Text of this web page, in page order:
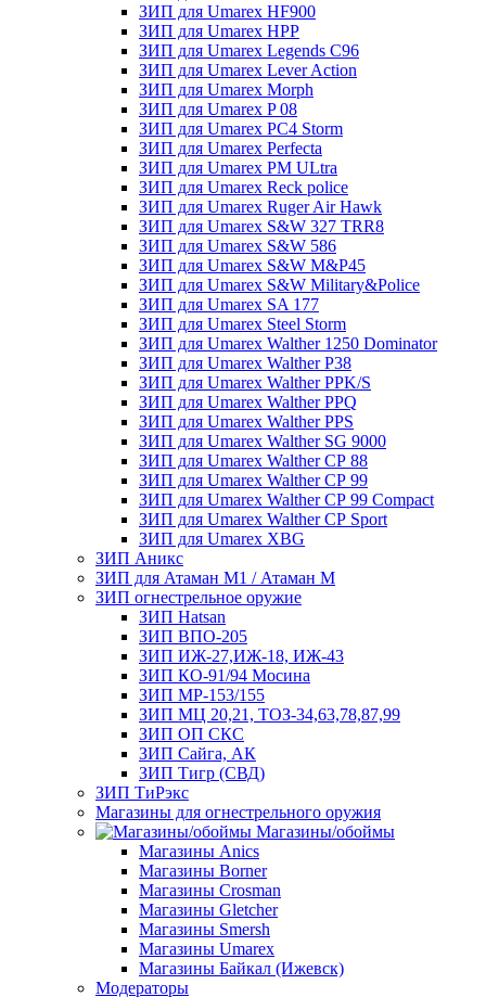
ЗИП для Umarex HF900
ЗИП для Umarex HPP
ЗИП для Umarex Legends C96
ЗИП для Umarex Lever Action
ЗИП для Umarex Morph
ЗИП для Umarex P 08
ЗИП для Umarex PC4 Storm
ЗИП для Umarex Perfecta
ЗИП для Umarex PM ULtra
ЗИП для Umarex Reck police
ЗИП для Umarex Ruger Air Hawk
ЗИП для Umarex S&W 327 TRR8
ЗИП для Umarex S&W 586
ЗИП для Umarex S&W M&P45
ЗИП для Umarex S&W Military&Police
ЗИП для Umarex SA 177
ЗИП для Umarex Steel Storm
ЗИП для Umarex Walther 1250 Dominator
ЗИП для Umarex Walther P38
ЗИП для Umarex Walther PPK/S
ЗИП для Umarex Walther PPQ
ЗИП для Umarex Walther PPS
ЗИП для Umarex Walther SG 9000
ЗИП для Umarex Walther СР 88
ЗИП для Umarex Walther СР 99
ЗИП для Umarex Walther СР 99 Compact
ЗИП для Umarex Walther СР Sport
ЗИП для Umarex XBG
ЗИП Аникс
ЗИП для Атаман М1 / Атаман М
ЗИП огнестрельное оружие
ЗИП Hatsan
ЗИП ВПО-205
ЗИП ИЖ-27,ИЖ-18, ИЖ-43
ЗИП КО-91/94 Мосина
ЗИП МР-153/155
ЗИП МЦ 20,21, ТОЗ-34,63,78,87,99
ЗИП ОП СКС
ЗИП Сайга, АК
ЗИП Тигр (СВД)
ЗИП ТиРэкс
Магазины для огнестрельного оружия
Магазины/обоймы
Магазины Anics
Магазины Borner
Магазины Crosman
Магазины Gletcher
Магазины Smersh
Магазины Umarex
Магазины Байкал (Ижевск)
Модераторы